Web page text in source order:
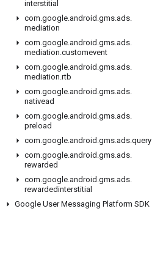
interstitial
com.google.android .gms.ads.
mediation
com.google.android .gms.ads.
mediation.customevent
com.google.android .gms.ads.
mediation.rtb
com.google.android .gms.ads.
nativead
com.google.android .gms.ads.
preload
com.google.android .gms.ads.query
com.google.android .gms.ads.
rewarded
com.google.android .gms.ads.
rewardedinterstitial
Google User Messaging Platform SDK